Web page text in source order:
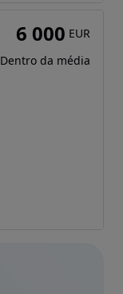
6 000 EUR
Dentro da média